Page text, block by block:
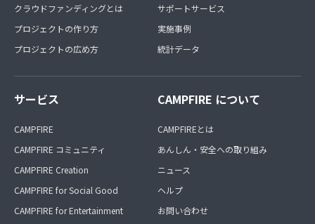
クラウドファンディングとは
プロジェクトの作り方
プロジェクトの広め方
サポートサービス
実施事例
統計データ
サービス
CAMPFIRE
CAMPFIRE コミュニティ
CAMPFIRE Creation
CAMPFIRE for Social Good
CAMPFIRE for Entertainment
CAMPFIRE について
CAMPFIREとは
あんしん・安全への取り組み
ニュース
ヘルプ
お問い合わせ